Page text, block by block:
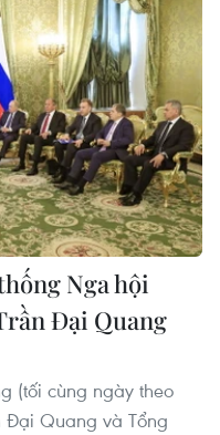
Nga hội
Đại Quang
(tối cùng ngày theo
Đại Quang và Tổng